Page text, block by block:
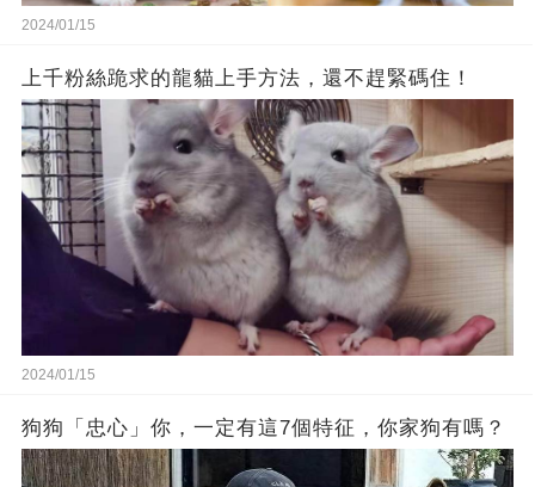
2024/01/15
上千粉絲跪求的龍貓上手方法，還不趕緊碼住！
2024/01/15
狗狗「忠心」你，一定有這7個特征，你家狗有嗎？